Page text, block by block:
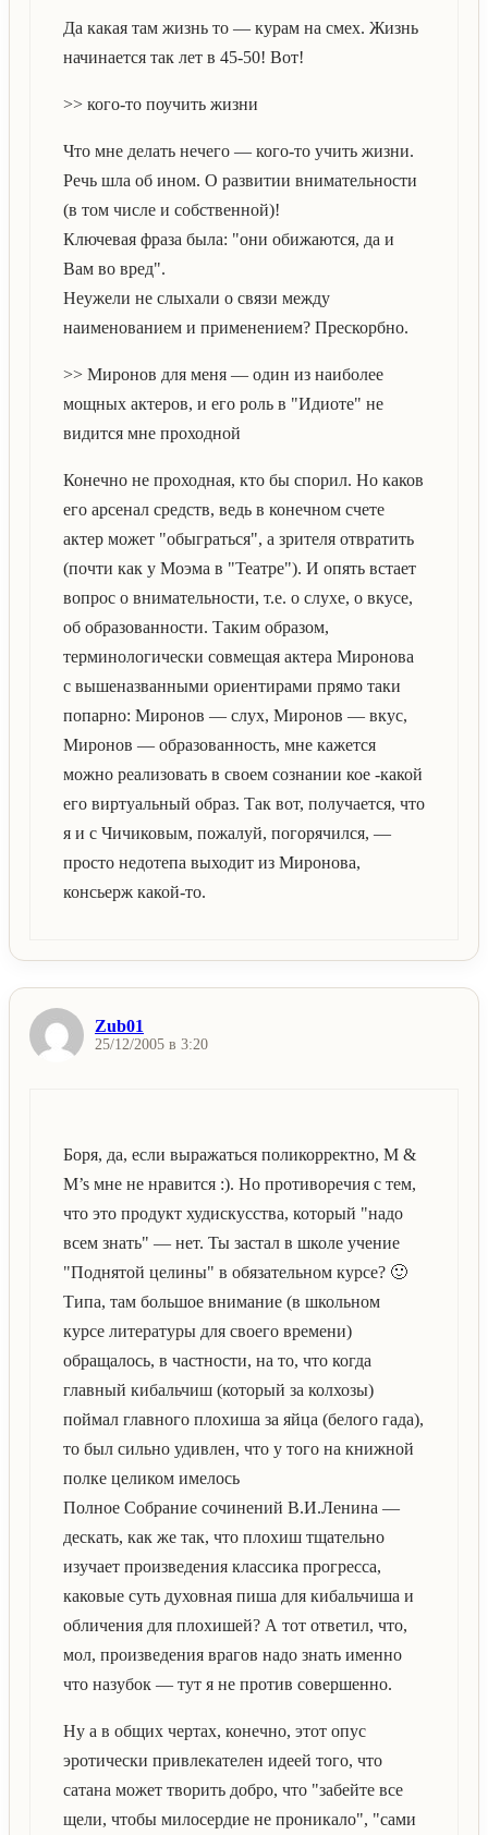
Да какая там жизнь то — курам на смех. Жизнь
начинается так лет в 45-50! Вот!
>> кого-то поучить жизни
Что мне делать нечего — кого-то учить жизни.
Речь шла об ином. О развитии внимательности
(в том числе и собственной)!
Ключевая фраза была: "они обижаются, да и
Вам во вред".
Неужели не слыхали о связи между
наименованием и применением? Прескорбно.
>> Миронов для меня — один из наиболее
мощных актеров, и его роль в "Идиоте" не
видится мне проходной
Конечно не проходная, кто бы спорил. Но каков
его арсенал средств, ведь в конечном счете
актер может "обыграться", а зрителя отвратить
(почти как у Моэма в "Театре"). И опять встает
вопрос о внимательности, т.е. о слухе, о вкусе,
об образованности. Таким образом,
терминологически совмещая актера Миронова
с вышеназванными ориентирами прямо таки
попарно: Миронов — слух, Миронов — вкус,
Миронов — образованность, мне кажется
можно реализовать в своем сознании кое -какой
его виртуальный образ. Так вот, получается, что
я и с Чичиковым, пожалуй, погорячился, —
просто недотепа выходит из Миронова,
консьерж какой-то.
Zub01
25/12/2005 в 3:20
Боря, да, если выражаться поликорректно, М &
M’s мне не нравится :). Но противоречия с тем,
что это продукт худискусства, который "надо
всем знать" — нет. Ты застал в школе учение
"Поднятой целины" в обязательном курсе? 🙂
Типа, там большое внимание (в школьном
курсе литературы для своего времени)
обращалось, в частности, на то, что когда
главный кибальчиш (который за колхозы)
поймал главного плохиша за яйца (белого гада),
то был сильно удивлен, что у того на книжной
полке целиком имелось
Полное Собрание сочинений В.И.Ленина —
дескать, как же так, что плохиш тщательно
изучает произведения классика прогресса,
каковые суть духовная пиша для кибальчиша и
обличения для плохишей? А тот ответил, что,
мол, произведения врагов надо знать именно
что назубок — тут я не против совершенно.
Ну а в общих чертах, конечно, этот опус
эротически привлекателен идеей того, что
сатана может творить добро, что "забейте все
щели, чтобы милосердие не проникало", "сами